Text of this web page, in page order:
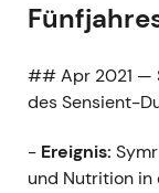
## Apr 2021 —
des Sensient-
- Ereignis:
und Nutrition in